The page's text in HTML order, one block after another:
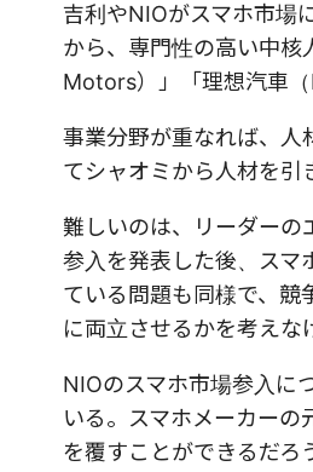
吉利やNIOがスマホ市場
から、専門性の高い中
Motors）」「理想汽車（
事業分野が重なれば、人
てシャオミから人材を引
難しいのは、リーダーの
参入を発表した後、スマ
ている問題も同様で、競
に両立させるかを考えな
NIOのスマホ市場参入に
いる。スマホメーカー
を覆すことができるだろ